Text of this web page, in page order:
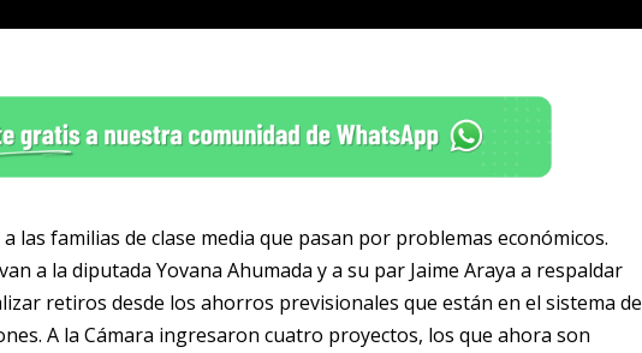
familias de clase media que pasan por problemas económicos.
a la diputada Yovana Ahumada y a su par Jaime Araya a respaldar
retiros desde los ahorros previsionales que están en el sistema de
A la Cámara ingresaron cuatro proyectos, los que ahora son